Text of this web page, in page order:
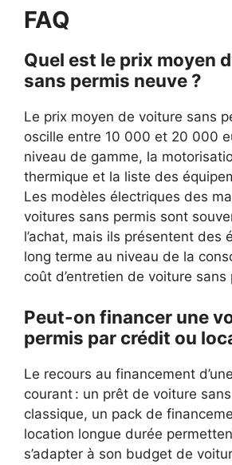
FAQ
Quel est le prix moyen
sans permis neuve ?
Le prix moyen de voiture sans
oscille entre 10 000 et 20 000
niveau de gamme, la
thermique et la liste des
Les modèles électriques des
voitures sans permis sont
l’achat, mais ils présentent des
long terme au niveau de la
coût d’entretien de voiture sans
Peut-on financer une
permis par crédit ou
Le recours au financement
courant : un prêt de voiture
classique, un pack de
location longue durée
s’adapter à son budget de